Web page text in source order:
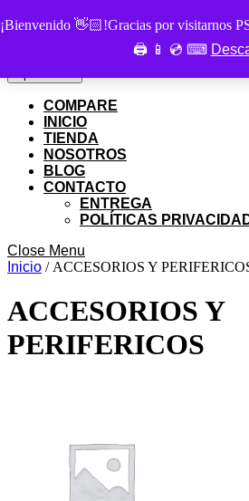
¡Bienvenido 👋🏻!Gracias por visitarnos
🖨 📱 💿 ⌨
Skip
to
content
PS SHOP COLOMBIA
Buscar
Account
item
Menu
COMPARE
INICIO
TIENDA
NOSOTROS
BLOG
CONTACTO
ENTREGA
POLÍTICAS
Close Menu
Menu
Inicio / ACCESORIOS Y
ACCESORIOS Y
PERIFERICOS